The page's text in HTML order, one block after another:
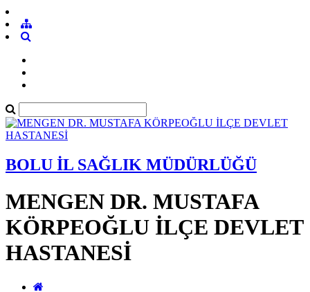
BOLU İL SAĞLIK MÜDÜRLÜĞÜ
MENGEN DR. MUSTAFA
KÖRPEOĞLU İLÇE DEVLET
HASTANESİ